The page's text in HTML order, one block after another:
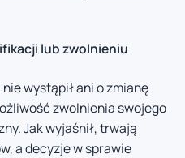
lub zwolnieniu
wystąpił ani o zmianę
zwolnienia swojego
Jak wyjaśnił, trwają
a decyzje w sprawie